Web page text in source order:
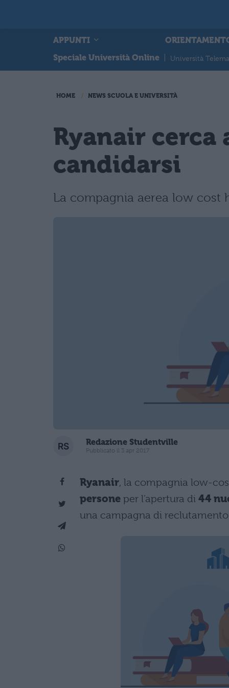
APPUNTI
Speciale Università Online
Università
HOME NEWS SCUOLA E UNIVERSITÀ
Ryanair cerca
candidarsi
La compagnia aerea low cost
Redazione Studentville
Pubblicato il 3 apr 2017
Ryanair, la compagnia low-
persone per l’apertura di 44
una campagna di